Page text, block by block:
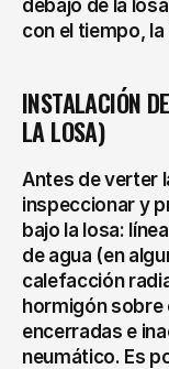
debajo de la
con el tiempo,
INSTALACIÓN
LA LOSA)
Antes de verter
inspeccionar y
bajo la losa:
de agua (en
calefacción
hormigón sobre
encerradas e
neumático. Es